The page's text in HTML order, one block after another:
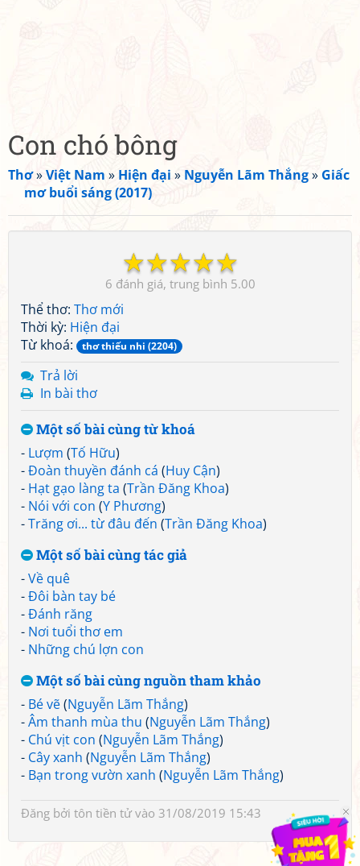
Con chó bông
Thơ»Việt Nam » Hiện đại » Nguyễn Lãm Thắng» Giấc
mơ buổi sáng (2017)
☆
☆
☆
☆
☆
6 5.00
Thể thơ: Thơ mới
Thời kỳ: Hiện đại
Từ khoá:
thơ thiếu nhi (2204)
Trả lời
In bài thơ
Một số bài cùng từ khoá
- Lượm (Tố Hữu)
-Đoàn thuyền đánh cá (Huy Cận)
- Hạt gạo làng ta (Trần Đăng Khoa)
- Nói với con (Y Phương)
-Trăng ơi... từ đâu đến (Trần Đăng Khoa)
Một số bài cùng tác giả
-Về quê
-Đôi bàn tay bé
-Đánh răng
- Nơi tuổi thơ em
- Những chú lợn con
Một số bài cùng nguồn tham khảo
- Bé vẽ(Nguyễn Lãm Thắng)
-Âm thanh mùa thu (Nguyễn Lãm Thắng)
- Chú vịt con (Nguyễn Lãm Thắng)
- Cây xanh (Nguyễn Lãm Thắng)
- Bạn trong vườn xanh (Nguyễn Lãm Thắng)
Đăng bởi tôn tiền tửvào 31/08/2019 15:43